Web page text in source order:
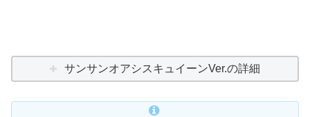
サンサンオアシスキュイーンVer.の詳細